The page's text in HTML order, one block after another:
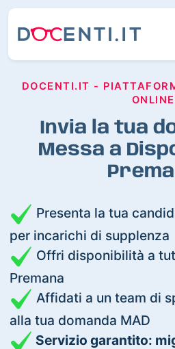
DOCENTI.IT -
ONLINE
Invia la tua
Messa a
Presenta la tua
per incarichi di supplenza
Offri disponibilità a
Premana
Affidati a un team di
alla tua domanda MAD
Servizio garantito: